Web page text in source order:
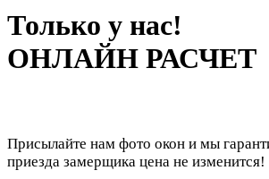
Только у нас!
ОНЛАЙН РАСЧЕТ
Присылайте нам фото окон и мы
приезда замерщика цена не изменится!